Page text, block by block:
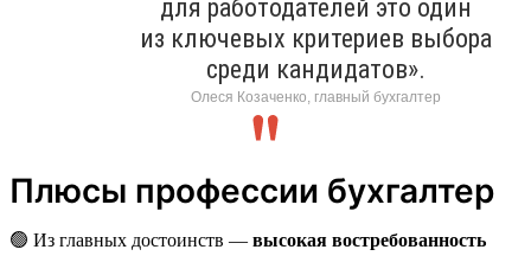
для работодателей это один
из ключевых критериев выбора
среди кандидатов».
Олеся Козаченко, главный бухгалтер
Плюсы профессии бухгалтер
🟢 Из главных достоинств — высокая востребованность